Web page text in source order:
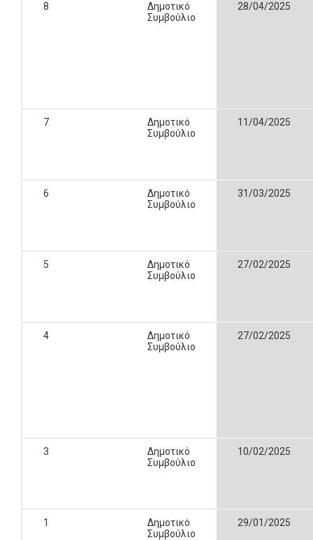
8
Δημοτικό
Συμβούλιο
28/04/2025
7
Δημοτικό
Συμβούλιο
11/04/2025
6
Δημοτικό
Συμβούλιο
31/03/2025
5
Δημοτικό
Συμβούλιο
27/02/2025
4
Δημοτικό
Συμβούλιο
27/02/2025
3
Δημοτικό
Συμβούλιο
10/02/2025
1
Δημοτικό
Συμβούλιο
29/01/2025